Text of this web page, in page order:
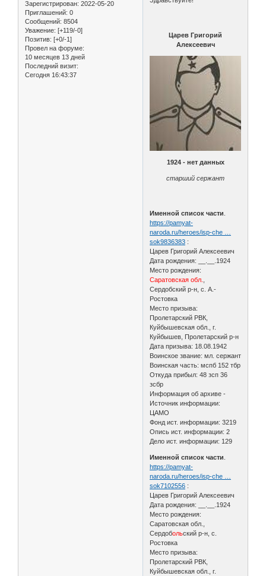
Зарегистрирован: 2022-05-20
Приглашений: 0
Сообщений: 8504
Уважение: [+119/-0]
Позитив: [+0/-1]
Провел на форуме:
10 месяцев 13 дней
Последний визит:
Сегодня 16:43:37
Царев Григорий
Алексеевич
1924 - нет данных
старший сержант
Именной список части
https://pamyat-
naroda.ru/heroes/isp-che …
sok9836383 :
Царев Григорий Алексеевич
Дата рождения: __.__.1924
Место рождения:
Саратовская обл.
Сердобский р-н, с. А.-
Ростовка
Место призыва:
Пролетарский РВК,
Куйбышевская обл., г.
Куйбышев, Пролетарский р-н
Дата призыва: 18.08.1942
Воинское звание: мл. сержант
Воинская часть: мспб 152 тбр
Откуда прибыл: 48 зсп 36
зсбр
Информация об архиве -
Источник информации:
ЦАМО
Фонд ист. информации: 3219
Опись ист. информации: 2
Дело ист. информации: 129
Именной список части
https://pamyat-
naroda.ru/heroes/isp-che …
sok7102556 :
Царев Григорий Алексеевич
Дата рождения: __.__.1924
Место рождения:
Саратовская обл.,
Сердобольский р-н, с.
Ростовка
Место призыва:
Пролетарский РВК,
Куйбышевская обл., г.